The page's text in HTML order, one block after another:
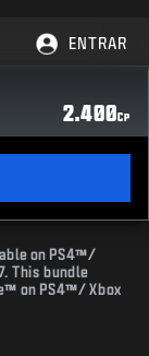
ENTRAR
2.400CP
on PS4™/
This bundle
on PS4™/ Xbox